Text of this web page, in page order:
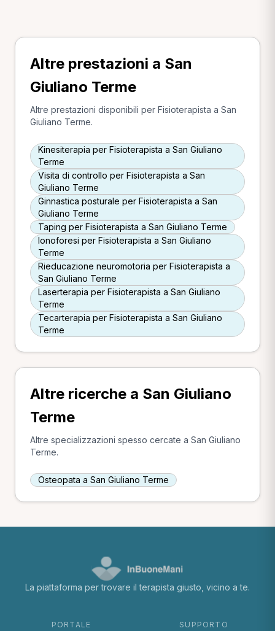
Altre prestazioni a San
Giuliano Terme
Altre prestazioni disponibili per Fisioterapista a San
Giuliano Terme.
Kinesiterapia per Fisioterapista a San Giuliano
Terme
Visita di controllo per Fisioterapista a San
Giuliano Terme
Ginnastica posturale per Fisioterapista a San
Giuliano Terme
Taping per Fisioterapista a San Giuliano Terme
Ionoforesi per Fisioterapista a San Giuliano
Terme
Rieducazione neuromotoria per Fisioterapista a
San Giuliano Terme
Laserterapia per Fisioterapista a San Giuliano
Terme
Tecarterapia per Fisioterapista a San Giuliano
Terme
Altre ricerche a San Giuliano
Terme
Altre specializzazioni spesso cercate a San Giuliano
Terme.
Osteopata a San Giuliano Terme
La piattaforma per trovare il terapista giusto, vicino a te.
PORTALE SUPPORTO